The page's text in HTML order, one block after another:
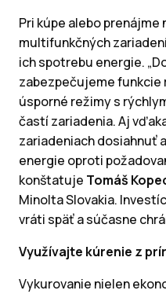
Pri kúpe alebo prenájme
multifunkčných
ich spotrebu energie.
zabezpečujeme
úsporné režimy s
častí zariadenia. Aj
zariadeniach dosiahnuť
energie oproti
konštatuje Tomáš
Minolta Slovakia.
vráti späť a súčasne
Využívajte kúrenie z
Vykurovanie nielen